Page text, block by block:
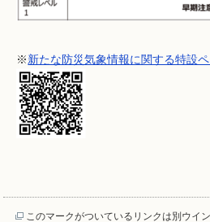
※新たな防災気象情報に関する特設
このマークがついているリンクは別ウイ